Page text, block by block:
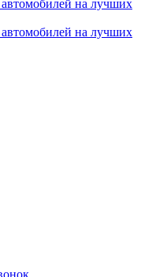
на лучших
на лучших